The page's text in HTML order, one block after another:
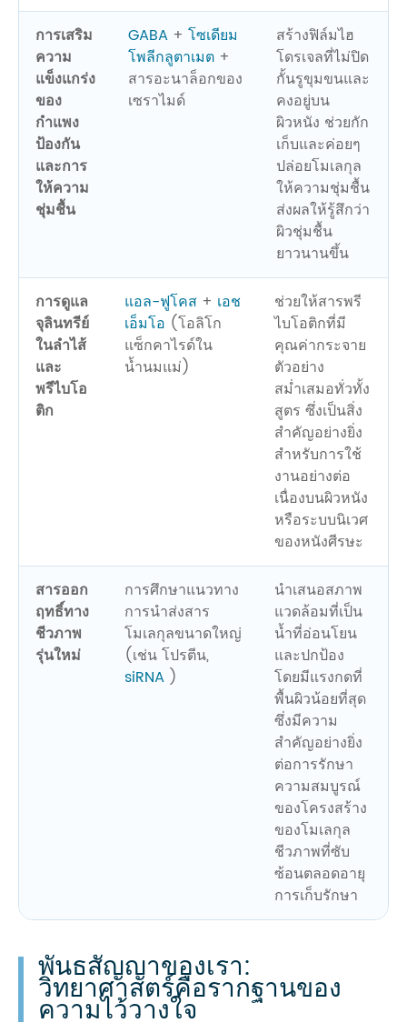
การเสริม
ความ
แข็งแกร่ง
ของ
กำแพง
ป้องกัน
และการ
ให้ความ
ชุ่มชื้น
GABA + โซเดียม
โพลีกลูตาเมต +
สารอะนาล็อกของ
เซราไมด์
สร้างฟิล์มไฮ
โดรเจลที่ไม่ปิด
กั้นรูขุมขนและ
คงอยู่บน
ผิวหนัง ช่วยกัก
เก็บและค่อยๆ
ปล่อยโมเลกุล
ให้ความชุ่มชื้น
ส่งผลให้รู้สึกว่า
ผิวชุ่มชื้น
ยาวนานขึ้น
การดูแล
จุลินทรีย์
ในลำไส้
และ
พรีไบโอ
ติก
แอล-ฟูโคส+ เอช
เอ็มโอ (โอลิโก
แซ็กคาไรด์ใน
น้ำนมแม่)
ช่วยให้สารพรี
ไบโอติกที่มี
คุณค่ากระจาย
ตัวอย่าง
สม่ำเสมอทั่วทั้ง
สูตร ซึ่งเป็นสิ่ง
สำคัญอย่างยิ่ง
สำหรับการใช้
งานอย่างต่อ
เนื่องบนผิวหนัง
หรือระบบนิเวศ
ของหนังศีรษะ
สารออก
ฤทธิ์ทาง
ชีวภาพ
รุ่นใหม่
การศึกษาแนวทาง
การนำส่งสาร
โมเลกุลขนาดใหญ่
(เช่น โปรตีน,
siRNA)
นำเสนอสภาพ
แวดล้อมที่เป็น
น้ำที่อ่อนโยน
และปกป้อง
โดยมีแรงกดที่
พื้นผิวน้อยที่สุด
ซึ่งมีความ
สำคัญอย่างยิ่ง
ต่อการรักษา
ความสมบูรณ์
ของโครงสร้าง
ของโมเลกุล
ชีวภาพที่ซับ
ซ้อนตลอดอายุ
การเก็บรักษา
พันธสัญญาของเรา:
วิทยาศาสตร์คือรากฐานของ
ความไว้วางใจ